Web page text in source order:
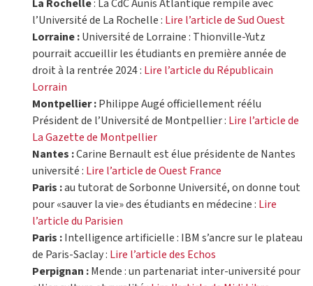
La Rochelle: La CdC Aunis Atlantique rempile avec
l’Université de La Rochelle : Lire l’article de Sud Ouest
Lorraine :Université de Lorraine : Thionville-Yutz
pourrait accueillir les étudiants en première année de
droit à la rentrée 2024 : Lire l’article du Républicain
Lorrain
Montpellier :Philippe Augé officiellement réélu
Président de l’Université de Montpellier : Lire l’article de
La Gazette de Montpellier
Nantes :Carine Bernault est élue présidente de Nantes
université : Lire l’article de Ouest France
Paris :au tutorat de Sorbonne Université, on donne tout
pour «sauver la vie» des étudiants en médecine : Lire
l’article du Parisien
Paris :Intelligence artificielle : IBM s’ancre sur le plateau
de Paris-Saclay : Lire l’article des Echos
Perpignan :Mende : un partenariat inter-université pour